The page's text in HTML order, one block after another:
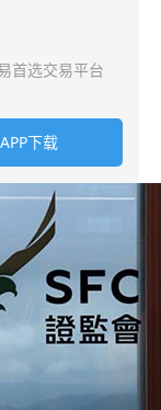
首选交易平台
APP下载